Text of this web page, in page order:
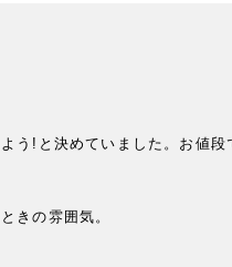
う!と決めていました。お値
きの雰囲気。